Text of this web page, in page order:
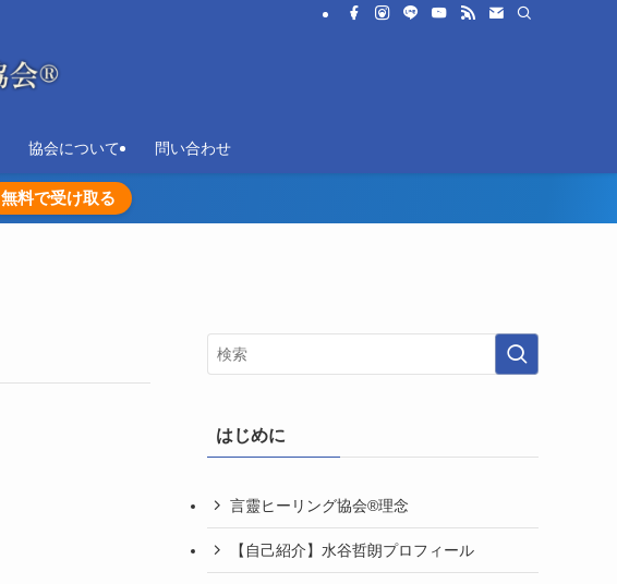
協会について 問い合わせ
無料で受け取る
はじめに
言靈ヒーリング協会®理念
【自己紹介】水谷哲朗プロフィール